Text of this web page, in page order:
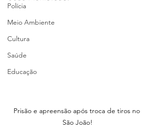
Polícia
Meio Ambiente
Cultura
Saúde
Educação
Prisão e apreensão após troca de tiros no
São João!